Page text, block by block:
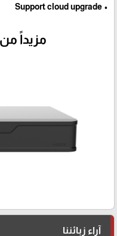
• Support cloud upgrade
مزيداً
آراء زبائننا